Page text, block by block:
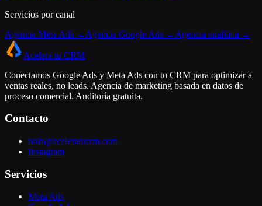
Servicios por canal
Agencia Meta Ads → Agencia Google Ads → Agencia analítica →
Acelera tu CRM
Conectamos Google Ads y Meta Ads con tu CRM para optimizar a
ventas reales, no leads. Agencia de marketing basada en datos de
proceso comercial. Auditoría gratuita.
Contacto
hola@aceleratucrm.com
Instagram
Servicios
Meta Ads